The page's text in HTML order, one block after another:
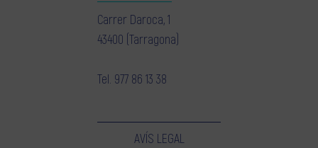
Carrer Daroca, 1
43400 (Tarragona)
Tel. 977 86 13 38
AVÍS LEGAL